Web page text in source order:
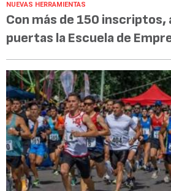
NUEVAS HERRAMIENTAS
Con más de 150 inscriptos,
puertas la Escuela de